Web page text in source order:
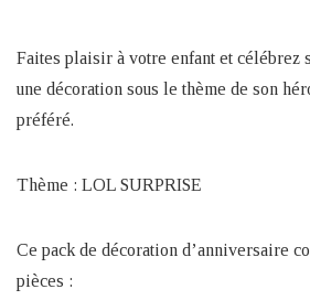
Faites plaisir à votre enfant et célébrez
une décoration sous le thème de son
préféré.
Thème : LOL SURPRISE
Ce pack de décoration d’anniversaire
pièces :